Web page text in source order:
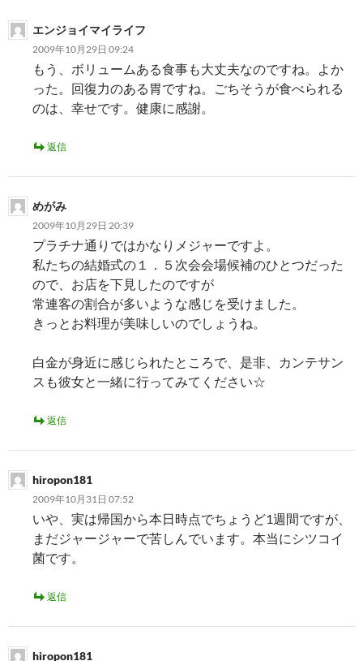
ョ エンジョイマイライフ
2009年10月29日 09:24
もう、ボリュームある食事も大丈夫なのですね。よか
った。回復力のある胃ですね。ごちそうが食べられる
のは、幸せです。健康に感謝。
返信
めがみ
2009年10月29日 20:39
プラチナ通りではかなりメジャーですよ。
私たちの結婚式の１．５次会会場候補のひとつだった
ので、お店を下見したのですが
常連客の割合が多いような感じを受けました。
きっとお料理が美味しいのでしょうね。
白金が身近に感じられたところで、是非、カンテサン
スも彼女と一緒に行ってみてください☆
返信
hiropon181
2009年10月31日 07:52
いや、実は帰国から本日時点でちょうど1週間ですが、
まだジャージャーで苦しんでいます。本当にシツコイ
菌です。
返信
hiropon181